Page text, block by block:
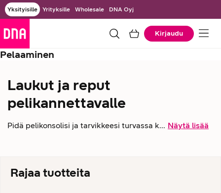
Yksityisille Yrityksille Wholesale DNA Oyj
Kirjaudu
Pelaaminen
Laukut ja reput
pelikannettavalle
Pidä pelikonsolisi ja tarvikkeesi turvassa k... Näytä lisää
Rajaa tuotteita